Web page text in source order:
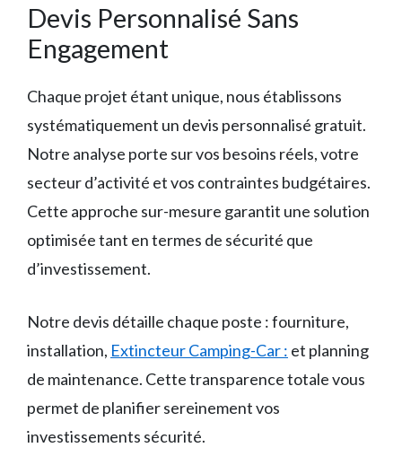
Devis Personnalisé Sans
Engagement
Chaque projet étant unique, nous établissons
systématiquement un devis personnalisé gratuit.
Notre analyse porte sur vos besoins réels, votre
secteur d’activité et vos contraintes budgétaires.
Cette approche sur-mesure garantit une solution
optimisée tant en termes de sécurité que
d’investissement.
Notre devis détaille chaque poste : fourniture,
installation, Extincteur Camping-Car : et planning
de maintenance. Cette transparence totale vous
permet de planifier sereinement vos
investissements sécurité.